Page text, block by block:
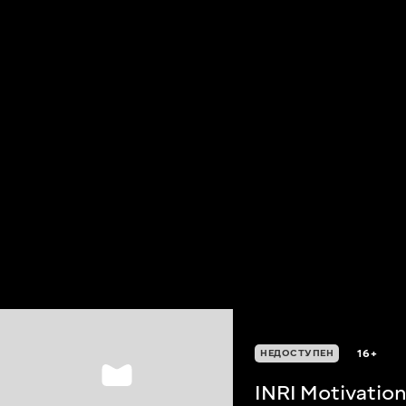
НЕДОСТУПЕН 16+
INRI Motivation